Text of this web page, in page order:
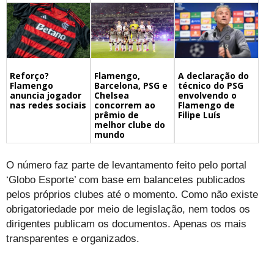
Reforço?
Flamengo
anuncia jogador
nas redes sociais
Flamengo,
Barcelona, PSG e
Chelsea
concorrem ao
prêmio de
melhor clube do
mundo
A declaração do
técnico do PSG
envolvendo o
Flamengo de
Filipe Luís
O número faz parte de levantamento feito pelo portal
‘Globo Esporte’ com base em balancetes publicados
pelos próprios clubes até o momento. Como não existe
obrigatoriedade por meio de legislação, nem todos os
dirigentes publicam os documentos. Apenas os mais
transparentes e organizados.